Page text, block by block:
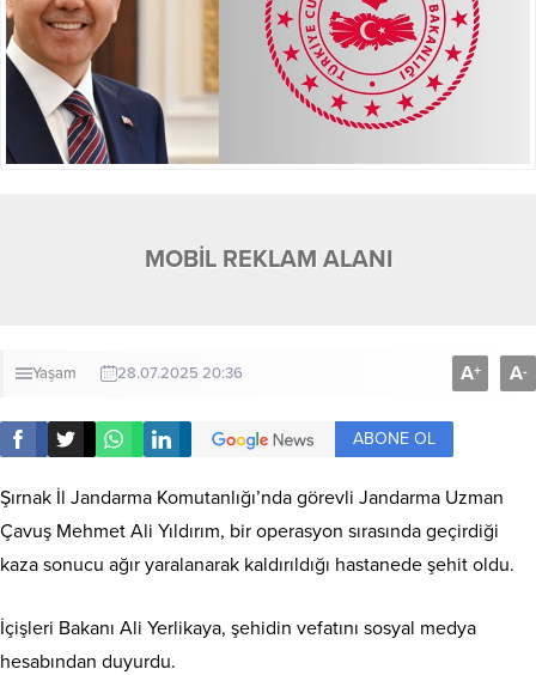
MOBİL REKLAM ALANI
Yaşam 28.07.2025 20:36 A+ A-
ABONE OL
Şırnak İl Jandarma Komutanlığı’nda görevli Jandarma Uzman
Çavuş Mehmet Ali Yıldırım, bir operasyon sırasında geçirdiği
kaza sonucu ağır yaralanarak kaldırıldığı hastanede şehit oldu.
İçişleri Bakanı Ali Yerlikaya, şehidin vefatını sosyal medya
hesabından duyurdu.